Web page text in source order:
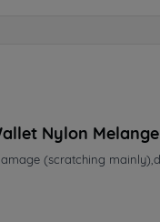
Nylon
(scratching